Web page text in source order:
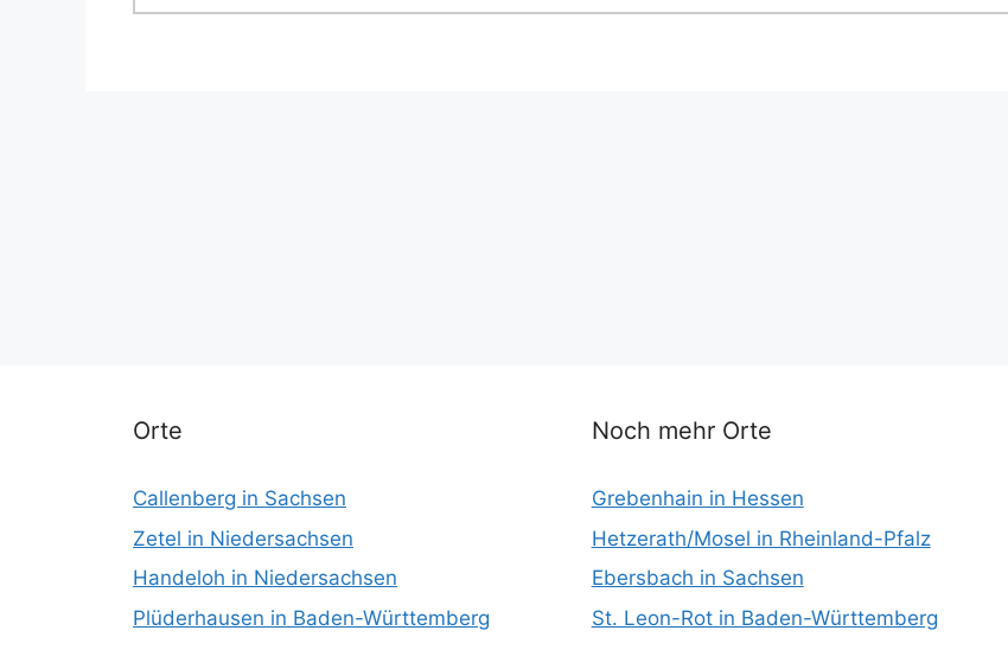
Orte
Callenberg in Sachsen
Zetel in Niedersachsen
Handeloh in Niedersachsen
Plüderhausen in Baden-Württemberg
Noch mehr Orte
Grebenhain in Hessen
Hetzerath/Mosel in Rheinland-Pfalz
Ebersbach in Sachsen
St. Leon-Rot in Baden-Württemberg